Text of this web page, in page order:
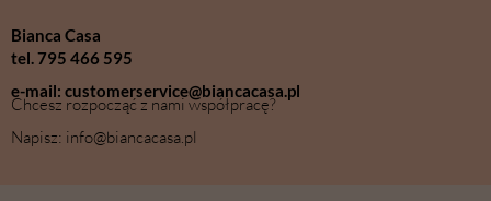
Bianca Casa
tel. 795 466 595
e-mail: customerservice@biancacasa.pl
Chcesz rozpocząć z nami współpracę?
Napisz: info@biancacasa.pl